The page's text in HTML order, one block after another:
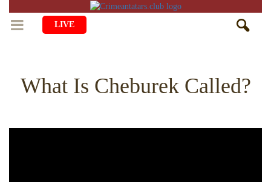
LIVE
LIFE
What Is Cheburek Called?